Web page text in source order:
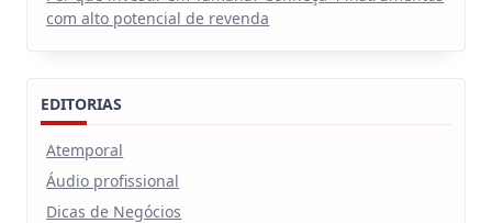
com alto potencial de revenda
EDITORIAS
Atemporal
Áudio profissional
Dicas de Negócios